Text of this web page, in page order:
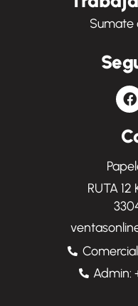
Sumate
RUTA 12
Admin: